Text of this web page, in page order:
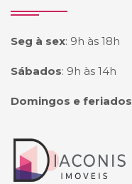
Seg à sex: 9h às 18h
Sábados: 9h às 14h
Domingos e feriados
Página inicial